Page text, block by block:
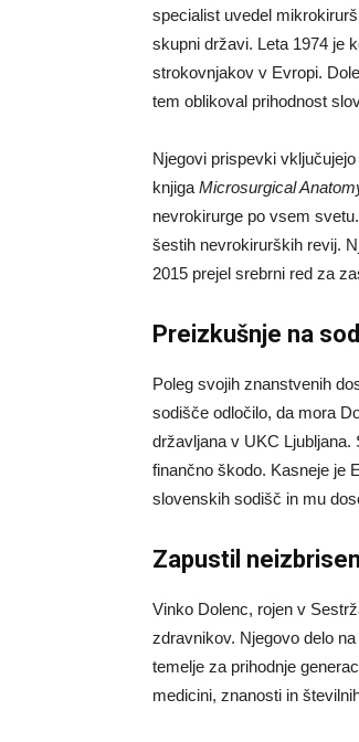
specialist uvedel
skupni državi. Leta 1974 je
strokovnjakov v Evropi.
tem oblikoval prihodnost
Njegovi prispevki
knjiga Microsurgical
nevrokirurge po vsem
šestih nevrokirurških revij.
2015 prejel srebrni red za
Preizkušnje na
Poleg svojih znanstvenih
sodišče odločilo, da mora
državljana v UKC
finančno škodo. Kasneje je
slovenskih sodišč in mu
Zapustil
Vinko Dolenc, rojen v
zdravnikov. Njegovo delo
temelje za prihodnje
medicini, znanosti in